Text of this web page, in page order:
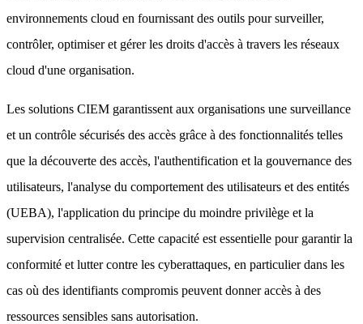
environnements cloud en fournissant des outils pour surveiller,
contrôler, optimiser et gérer les droits d'accès à travers les réseaux
cloud d'une organisation.
Les solutions CIEM garantissent aux organisations une surveillance
et un contrôle sécurisés des accès grâce à des fonctionnalités telles
que la découverte des accès, l'authentification et la gouvernance des
utilisateurs, l'analyse du comportement des utilisateurs et des entités
(UEBA), l'application du principe du moindre privilège et la
supervision centralisée. Cette capacité est essentielle pour garantir la
conformité et lutter contre les cyberattaques, en particulier dans les
cas où des identifiants compromis peuvent donner accès à des
ressources sensibles sans autorisation.